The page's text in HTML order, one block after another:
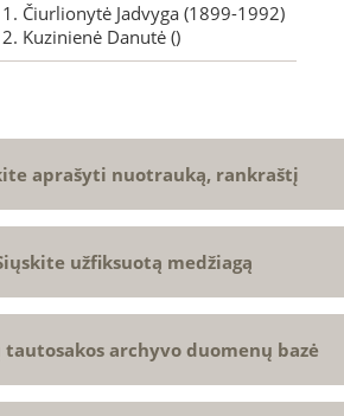
1. Čiurlionytė Jadvyga (1899-1992)
2. Kuzinienė Danutė ()
aprašyti nuotrauką, rankraštį
užfiksuotą medžiagą
archyvo duomenų bazė